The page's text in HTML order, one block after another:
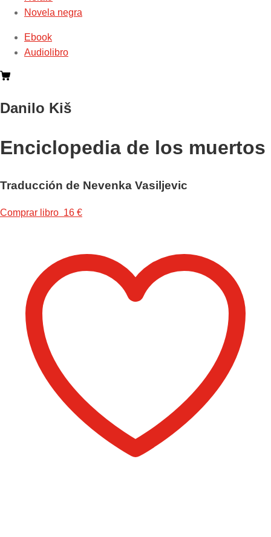
Novela negra
Ebook
Audiolibro
Danilo Kiš
Enciclopedia de los muertos
Traducción de Nevenka Vasiljevic
Comprar libro 16 €